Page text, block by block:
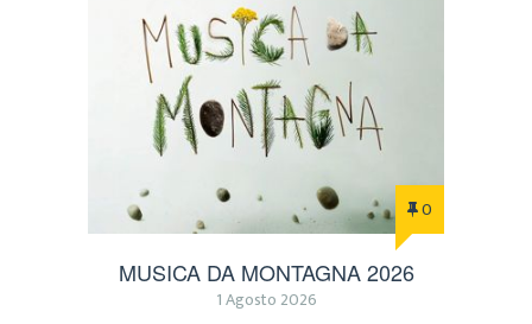
0
MUSICA DA MONTAGNA 2026
1 Agosto 2026